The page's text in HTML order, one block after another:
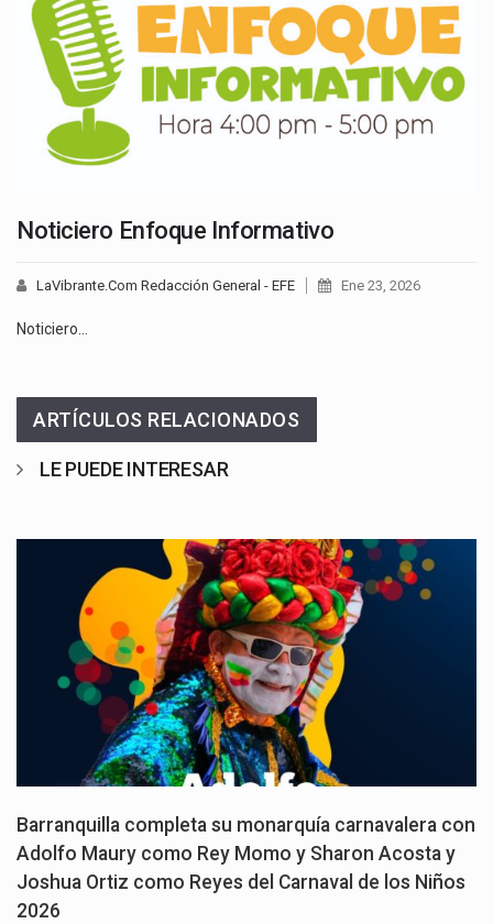
Noticiero Enfoque Informativo
LaVibrante.Com Redacción General - EFE Ene 23, 2026
Noticiero…
ARTÍCULOS RELACIONADOS
LE PUEDE INTERESAR
Barranquilla completa su monarquía carnavalera con
Adolfo Maury como Rey Momo y Sharon Acosta y
Joshua Ortiz como Reyes del Carnaval de los Niños
2026